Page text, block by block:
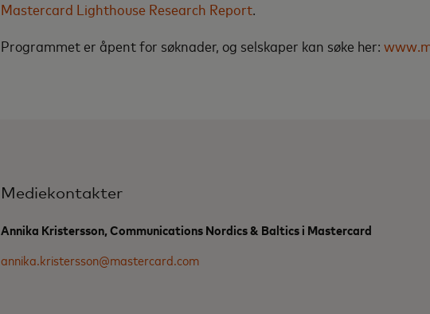
Mastercard Lighthouse Research Report.
Programmet er åpent for søknader, og selskaper kan søke her:
Mediekontakter
Annika Kristersson, Communications Nordics & Baltics i Mastercard
annika.kristersson@mastercard.com